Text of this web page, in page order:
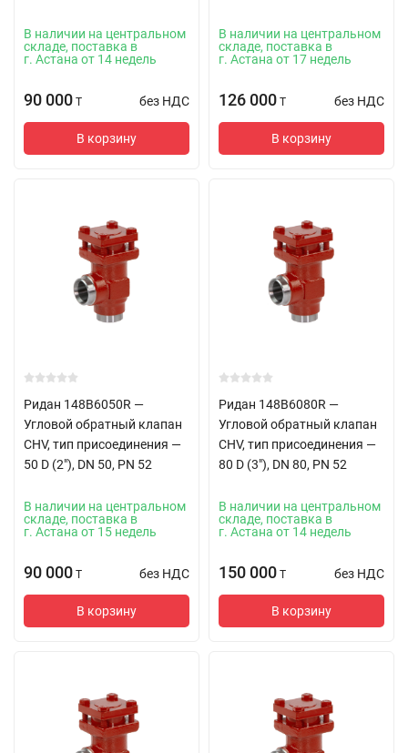
В наличии на центральном
складе, поставка в
г. Астана от 14 недель
90 000 T без НДС
В корзину
В наличии на центральном
складе, поставка в
г. Астана от 17 недель
126 000 T без НДС
В корзину
Ридан 148B6050R —
Угловой обратный клапан
CHV, тип присоединения —
50 D (2"), DN 50, PN 52
В наличии на центральном
складе, поставка в
г. Астана от 15 недель
90 000 T без НДС
В корзину
Ридан 148B6080R —
Угловой обратный клапан
CHV, тип присоединения —
80 D (3"), DN 80, PN 52
В наличии на центральном
складе, поставка в
г. Астана от 14 недель
150 000 T без НДС
В корзину